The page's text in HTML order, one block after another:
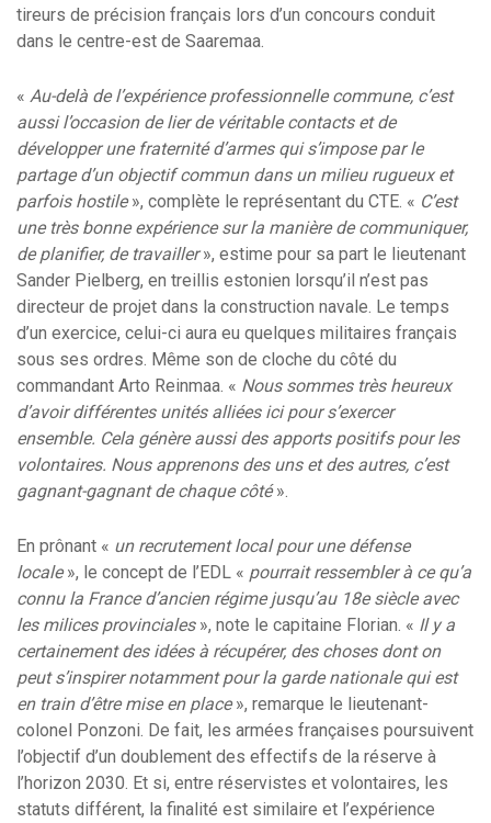
tireurs de précision français lors d’un concours conduit
dans le centre-est de Saaremaa.
« Au-delà de l’expérience professionnelle commune, c’est
aussi l’occasion de lier de véritable contacts et de
développer une fraternité d’armes qui s’impose par le
partage d’un objectif commun dans un milieu rugueux et
parfois hostile», complète le représentant du CTE. « C’est
une très bonne expérience sur la manière de communiquer,
de planifier, de travailler», estime pour sa part le lieutenant
Sander Pielberg, en treillis estonien lorsqu’il n’est pas
directeur de projet dans la construction navale. Le temps
d’un exercice, celui-ci aura eu quelques militaires français
sous ses ordres. Même son de cloche du côté du
commandant Arto Reinmaa. « Nous sommes très heureux
d’avoir différentes unités alliées ici pour s’exercer
ensemble. Cela génère aussi des apports positifs pour les
volontaires. Nous apprenons des uns et des autres, c’est
gagnant-gagnant de chaque côté».
En prônant « un recrutement local pour une défense
locale», le concept de l’EDL « pourrait ressembler à ce qu’a
connu la France d’ancien régime jusqu’au 18e siècle avec
les milices provinciales», note le capitaine Florian. « Il y a
certainement des idées à récupérer, des choses dont on
peut s’inspirer notamment pour la garde nationale qui est
en train d’être mise en place», remarque le lieutenant-
colonel Ponzoni. De fait, les armées françaises poursuivent
l’objectif d’un doublement des effectifs de la réserve à
l’horizon 2030. Et si, entre réservistes et volontaires, les
statuts différent, la finalité est similaire et l’expérience